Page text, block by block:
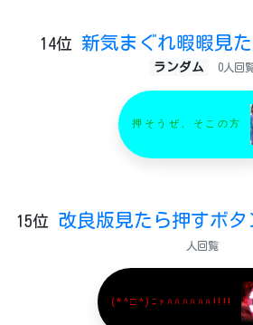
14位 新気まぐれ暇暇見
ランダム 0人回
押そうぜ、そこの方
15位 改良版見たら押すボタ
人回覧
(*^□^)ﾆｬﾊﾊﾊﾊﾊﾊ!!!!